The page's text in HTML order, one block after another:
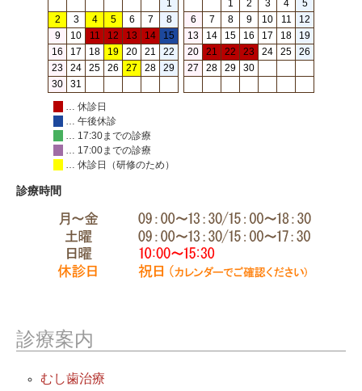
1
2
3 4 5 6 7
8
9
10 11 12 13 14
15
16
17 18 19 20 21
22
23
24 25 26 27 28
29
30
31
1
2 3 4
5
6
7 8 9 10 11
12
13
14 15 16 17 18
19
20
21 22 23 24 25
26
27
28 29 30
… 休診日
… 午後休診
… 17:30までの診療
… 17:00までの診療
… 休診日（研修のため）
診療時間
診療案内
むし歯治療